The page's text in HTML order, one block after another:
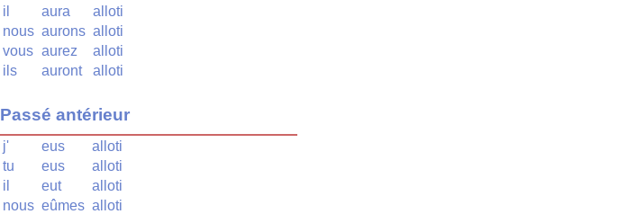
il
aura
alloti
nous aurons alloti
vous aurez
alloti
ils
auront alloti
Passé antérieur
j' eus
alloti
tu
eus
alloti
il
eut
alloti
nous eûmes alloti